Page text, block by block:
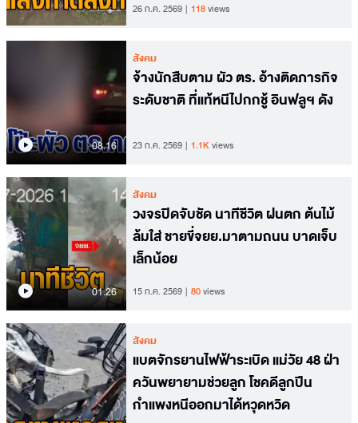
26 ก.ค. 2569 118views
08.16
สังคม
จ้างนักสืบตาม ผัว ตร. อ้างติดภารกิจ
ระดับชาติ ที่แท้หนีไปกกชู้ อินฟลูฯ ดัง
23 ก.ค. 2569 1.1Kviews
01.26
สังคม
วงจรปิดจับชัด นาทีชีวิต ฝนตก ต้นไม้
ล้มใส่ ชายขี่จยย.มาตามถนน บาดเจ็บ
เล็กน้อย
15 ก.ค. 2569 80views
สังคม
แบตจักรยานไฟฟ้าระเบิด แม่วัย 48 ฝ่า
ควันพยายามช่วยลูก โชคดีลูกปีน
กำแพงหนีออกมาได้หวุดหวิด